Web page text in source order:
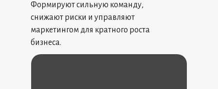
Формируют сильную команду,
снижают риски и управляют
маркетингом для кратного роста
бизнеса.